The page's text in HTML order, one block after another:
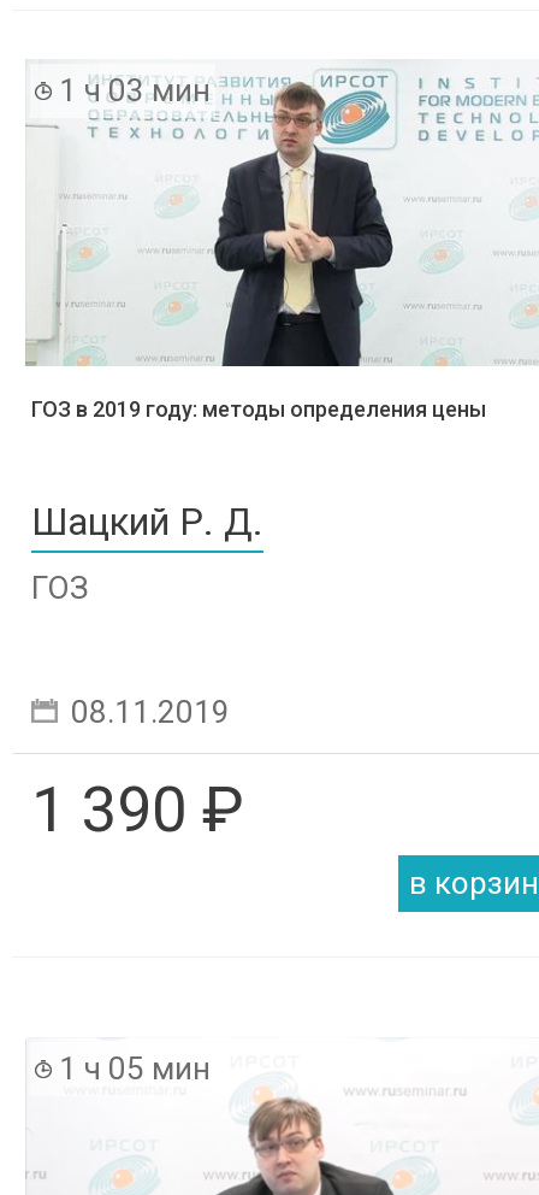
1 ч 03 мин
ГОЗ в 2019 году: методы определения цены
Шацкий Р. Д.
ГОЗ
08.11.2019
1 390 ₽
1 ч 05 мин